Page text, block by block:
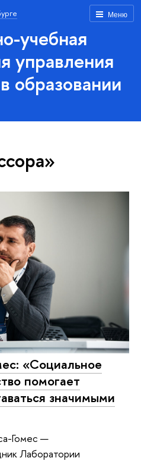
Меню
учебная
управления
образовании
«Социальное
помогает
значимыми
Гомес —
Лаборатории